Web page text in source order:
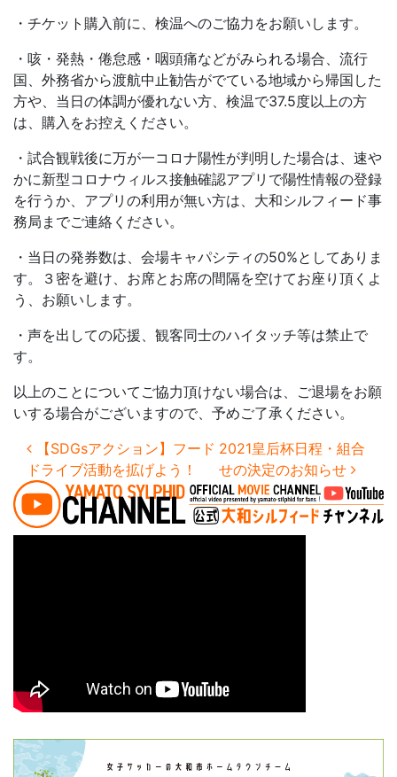
・チケット購入前に、検温へのご協力をお願いします。
・咳・発熱・倦怠感・咽頭痛などがみられる場合、流行
国、外務省から渡航中止勧告がでている地域から帰国した
方や、当日の体調が優れない方、検温で37.5度以上の方
は、購入をお控えください。
・試合観戦後に万が一コロナ陽性が判明した場合は、速や
かに新型コロナウィルス接触確認アプリで陽性情報の登録
を行うか、アプリの利用が無い方は、大和シルフィード事
務局までご連絡ください。
・当日の発券数は、会場キャパシティの50%としてありま
す。３密を避け、お席とお席の間隔を空けてお座り頂くよ
う、お願いします。
・声を出しての応援、観客同士のハイタッチ等は禁止で
す。
以上のことについてご協力頂けない場合は、ご退場をお願
いする場合がございますので、予めご了承ください。
投稿ナビゲーション
【SDGsアクション】フード
ドライブ活動を拡げよう！
2021皇后杯日程・組合
せの決定のお知らせ